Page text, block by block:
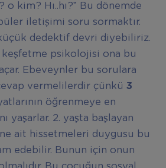
o kim? Hı..hı?” Bu dönemde
iletişimi soru sormaktır.
dedektif devri diyebiliriz.
psikolojisi ona bu
Ebeveynler bu sorulara
vermelilerdir çünkü 3
öğrenmeye en
yaşarlar. 2. yaşta başlayan
ait hissetmeleri duygusu bu
edebilir. Bunun için onun
Bu çocuğun sosyal